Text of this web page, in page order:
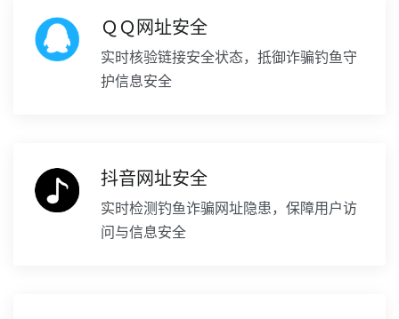
ＱＱ网址安全
实时核验链接安全状态，抵御诈骗钓鱼守
护信息安全
抖音网址安全
实时检测钓鱼诈骗网址隐患，保障用户访
问与信息安全